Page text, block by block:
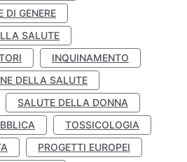
DI GENERE
SALUTE
INQUINAMENTO
DELLA SALUTE
SALUTE DELLA DONNA
TOSSICOLOGIA
PROGETTI EUROPEI